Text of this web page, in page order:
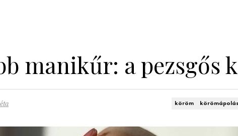
manikűr: a pezsgős
köröm körömápolás